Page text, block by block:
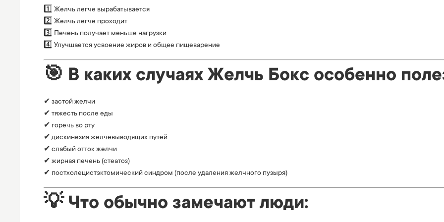
1️⃣ Желчь легче вырабатывается
2️⃣ Желчь легче проходит
3️⃣ Печень получает меньше нагрузки
4️⃣ Улучшается усвоение жиров и общее пищеварение
🎯 В каких случаях Желчь Бокс особенно
✔ застой желчи
✔ тяжесть после еды
✔ горечь во рту
✔ дискинезия желчевыводящих путей
✔ слабый отток желчи
✔ жирная печень (стеатоз)
✔ постхолецистэктомический синдром (после удаления желчного пузыря)
💡 Что обычно замечают люди: